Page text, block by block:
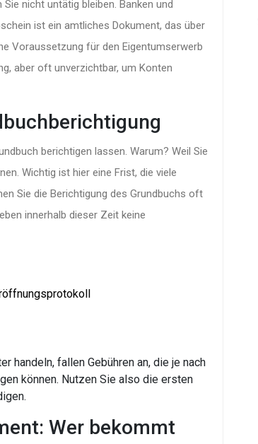
nicht untätig bleiben. Banken und
ist ein amtliches Dokument, das über
Voraussetzung für den Eigentumserwerb
aber oft unverzichtbar, um Konten
berichtigen lassen. Warum? Weil Sie
Wichtig ist hier eine Frist, die viele
Sie die Berichtigung des Grundbuchs oft
innerhalb dieser Zeit keine
handeln, fallen Gebühren an, die je nach
können. Nutzen Sie also die ersten
Wer bekommt